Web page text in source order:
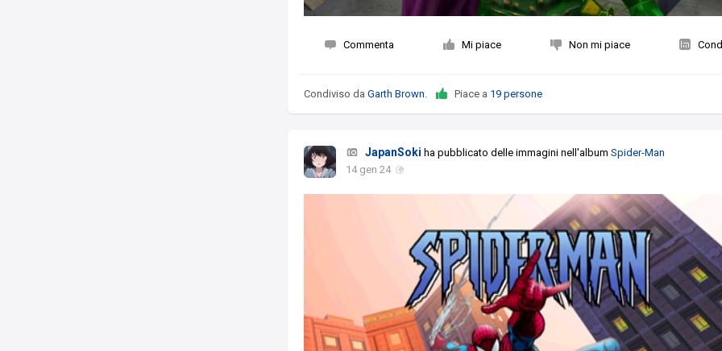
Commenta Mi piace Non mi piace
Condiviso daGarth Brown Piace a 19 persone
JapanSoki ha pubblicato delle immagini nell'albumSpider-Man
14 gen 24